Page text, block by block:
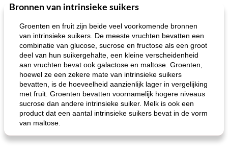
40min
One Dish Meal
gemakkelijke rijst en hamburger een gerecht diner
Soepen, stoofschotels en Chili
Bronnen van intrinsieke suikers
Groenten en fruit zijn beide veel voorkomende bronnen
van intrinsieke suikers. De meeste vruchten bevatten een
combinatie van glucose, sucrose en fructose als een groot
deel van hun suikergehalte, een kleine verscheidenheid
aan vruchten bevat ook galactose en maltose. Groenten,
hoewel ze een zekere mate van intrinsieke suikers
bevatten, is de hoeveelheid aanzienlijk lager in vergelijking
met fruit. Groenten bevatten voornamelijk hogere niveaus
sucrose dan andere intrinsieke suiker. Melk is ook een
product dat een aantal intrinsieke suikers bevat in de vorm
van maltose.